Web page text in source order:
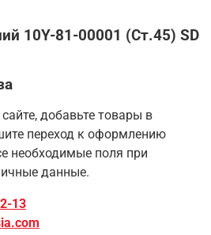
10Y-81-00001 (Ст.45) SD
добавьте товары в
переход к оформлению
необходимые поля при
данные.
13